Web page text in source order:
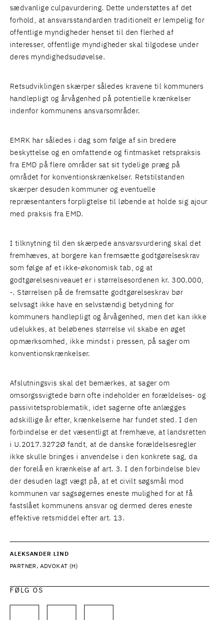
sædvanlige culpavurdering. Dette understøttes af det
forhold, at ansvarsstandarden traditionelt er lempelig for
offentlige myndigheder henset til den flerhed af
interesser, offentlige myndigheder skal tilgodese under
deres myndighedsudøvelse.
Retsudviklingen skærper således kravene til kommuners
handlepligt og årvågenhed på potentielle krænkelser
indenfor kommunens ansvarsområder.
EMRK har således i dag som følge af sin bredere
beskyttelse og en omfattende og fintmasket retspraksis
fra EMD på flere områder sat sit tydelige præg på
området for konventionskrænkelser. Retstilstanden
skærper desuden kommuner og eventuelle
repræsentanters forpligtelse til løbende at holde sig ajour
med praksis fra EMD.
I tilknytning til den skærpede ansvarsvurdering skal det
fremhæves, at borgere kan fremsætte godtgørelseskrav
som følge af et ikke-økonomisk tab, og at
godtgørelsesniveauet er i størrelsesordenen kr. 300.000,
-. Størrelsen på de fremsatte godtgørelseskrav bør
selvsagt ikke have en selvstændig betydning for
kommuners handlepligt og årvågenhed, men det kan ikke
udelukkes, at beløbenes størrelse vil skabe en øget
opmærksomhed, ikke mindst i pressen, på sager om
konventionskrænkelser.
Afslutningsvis skal det bemærkes, at sager om
omsorgssvigtede børn ofte indeholder en forældelses- og
passivitetsproblematik, idet sagerne ofte anlægges
adskillige år efter, krænkelserne har fundet sted. I den
forbindelse er det væsentligt at fremhæve, at landsretten
i U.2017.3272Ø fandt, at de danske forældelsesregler
ikke skulle bringes i anvendelse i den konkrete sag, da
der forelå en krænkelse af art. 3. I den forbindelse blev
der desuden lagt vægt på, at et civilt søgsmål mod
kommunen var sagsøgernes eneste mulighed for at få
fastslået kommunens ansvar og dermed deres eneste
effektive retsmiddel efter art. 13.
ALEKSANDER LIND
PARTNER, ADVOKAT (H)
FØLG OS